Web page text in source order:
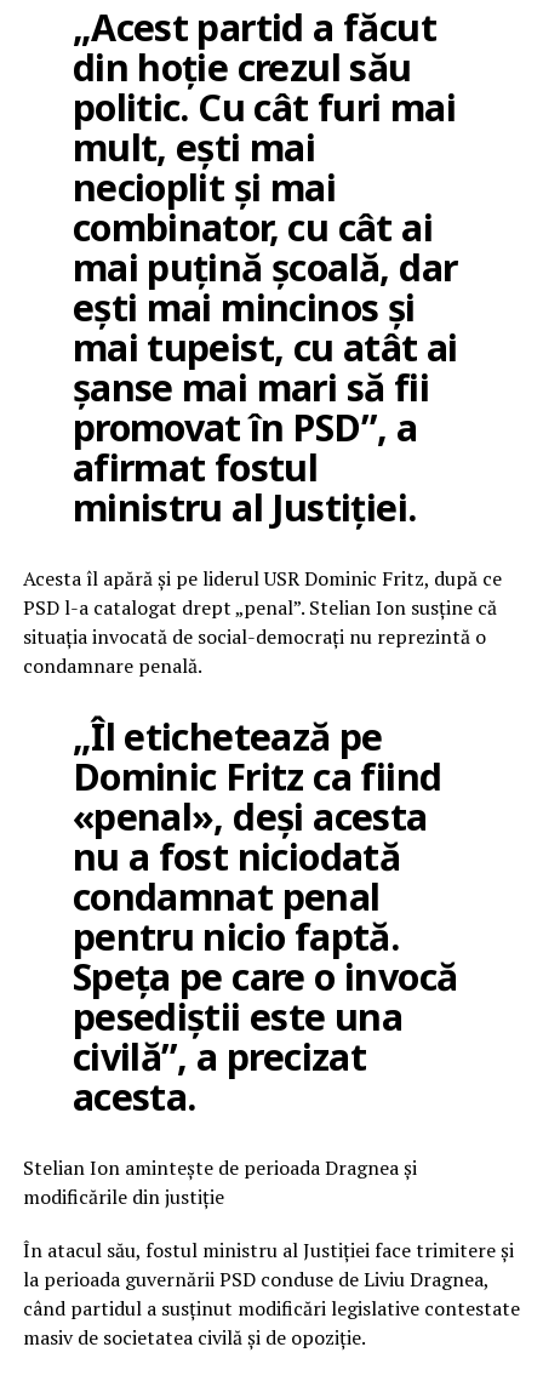
„Acest partid a făcut
din hoție crezul său
politic. Cu cât furi mai
mult, ești mai
necioplit și mai
combinator, cu cât ai
mai puțină școală, dar
ești mai mincinos și
mai tupeist, cu atât ai
șanse mai mari să fii
promovat în PSD”, a
afirmat fostul
ministru al Justiției.
Acesta îl apără și pe liderul USR Dominic Fritz, după ce
PSD l-a catalogat drept „penal”. Stelian Ion susține că
situația invocată de social-democrați nu reprezintă o
condamnare penală.
„Îl etichetează pe
Dominic Fritz ca fiind
«penal», deși acesta
nu a fost niciodată
condamnat penal
pentru nicio faptă.
Speța pe care o invocă
pesediștii este una
civilă”, a precizat
acesta.
Stelian Ion amintește de perioada Dragnea și
modificările din justiție
În atacul său, fostul ministru al Justiției face trimitere și
la perioada guvernării PSD conduse de Liviu Dragnea,
când partidul a susținut modificări legislative contestate
masiv de societatea civilă și de opoziție.